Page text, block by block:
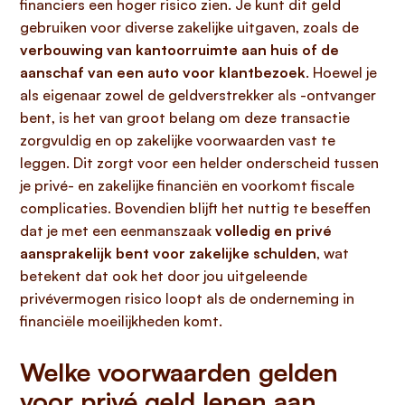
financiers een hoger risico zien. Je kunt dit geld
gebruiken voor diverse zakelijke uitgaven, zoals de
verbouwing van kantoorruimte aan huis of de
aanschaf van een auto voor klantbezoek. Hoewel je
als eigenaar zowel de geldverstrekker als -ontvanger
bent, is het van groot belang om deze transactie
zorgvuldig en op zakelijke voorwaarden vast te
leggen. Dit zorgt voor een helder onderscheid tussen
je privé- en zakelijke financiën en voorkomt fiscale
complicaties. Bovendien blijft het nuttig te beseffen
dat je met een eenmanszaak volledig en privé
aansprakelijk bent voor zakelijke schulden, wat
betekent dat ook het door jou uitgeleende
privévermogen risico loopt als de onderneming in
financiële moeilijkheden komt.
Welke voorwaarden gelden